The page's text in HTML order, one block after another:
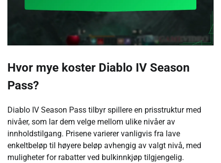
Hvor mye koster Diablo IV Season
Pass?
Diablo IV Season Pass tilbyr spillere en prisstruktur med
nivåer, som lar dem velge mellom ulike nivåer av
innholdstilgang. Prisene varierer vanligvis fra lave
enkeltbeløp til høyere beløp avhengig av valgt nivå, med
muligheter for rabatter ved bulkinnkjøp tilgjengelig.